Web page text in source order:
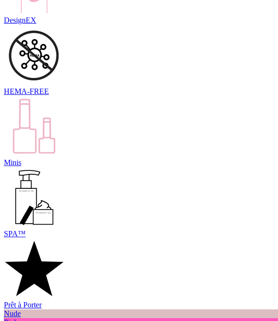
DesignEX
HEMA-FREE
Minis
SPA™
Prêt à Porter
Nude